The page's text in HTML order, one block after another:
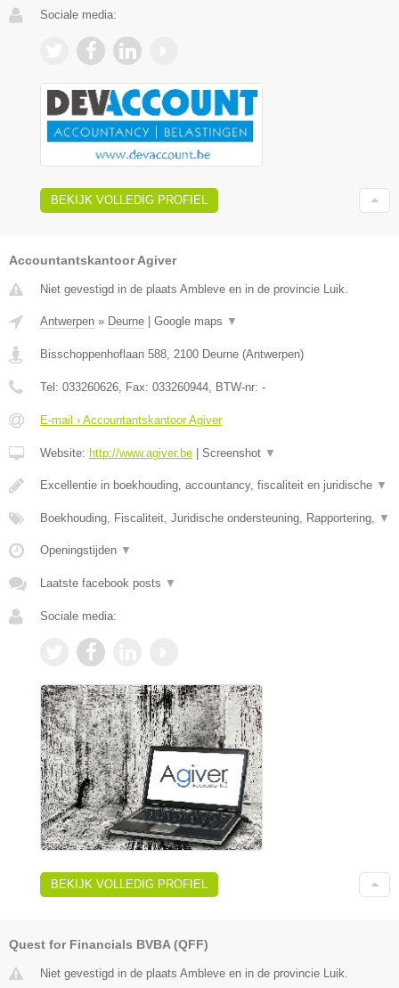
Sociale media:
BEKIJK VOLLEDIG PROFIEL
Accountantskantoor Agiver
Niet gevestigd in de plaats Ambleve en in de provincie Luik.
Antwerpen » Deurne Google maps ▼
Bisschoppenhoflaan 588 2100 Deurne (Antwerpen)
Tel: 033260626 , Fax: 033260944 , BTW-nr: -
E-mail › Accountantskantoor Agiver
Website: http://www.agiver.be Screenshot ▼
Excellentie in boekhouding, accountancy, fiscaliteit en juridische ▼
Boekhouding, Fiscaliteit, Juridische ondersteuning, Rapportering, ▼
Openingstijden ▼
Laatste facebook posts ▼
Sociale media:
BEKIJK VOLLEDIG PROFIEL
Quest for Financials BVBA (QFF)
Niet gevestigd in de plaats Ambleve en in de provincie Luik.